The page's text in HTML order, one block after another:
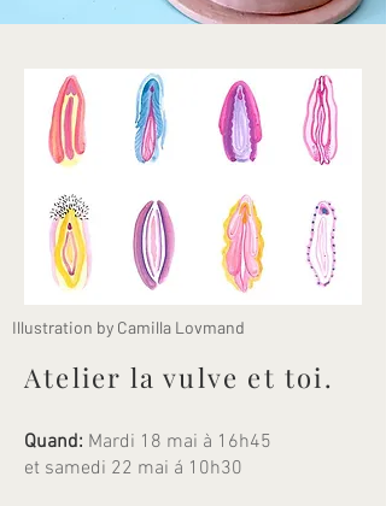
Illustration by Camilla Lovmand
Atelier la vulve et toi.
Quand: Mardi 18 mai à 16h45
et samedi 22 mai á 10h30